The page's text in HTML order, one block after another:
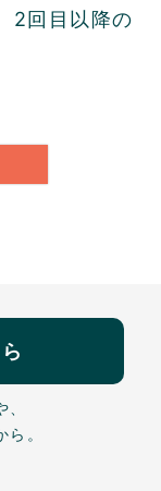
2回目以降の
。